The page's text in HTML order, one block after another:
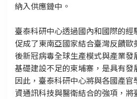
納入供應鏈中。
臺泰科研中心透過國內和國際的經
促成了東南亞國家結合臺灣反饋歐
後新冠病毒全球生產模式與產業發
基礎建設不足的柬埔寨，是具有發
因此，臺泰科研中心將與各國產
資通訊科技與醫衛結合的強項，將